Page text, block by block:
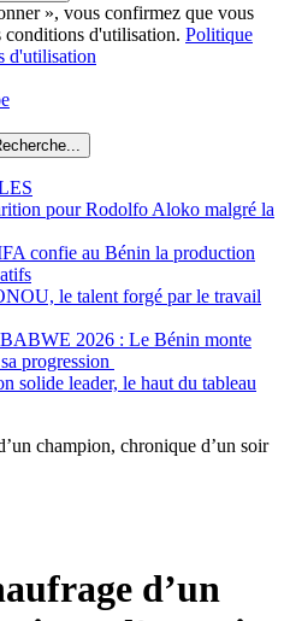
», vous confirmez que vous
conditions d'utilisation. Politique
d'utilisation
pour Rodolfo Aloko malgré la
confie au Bénin la production
le talent forgé par le travail
2026 : Le Bénin monte
progression
solide leader, le haut du tableau
champion, chronique d’un soir
d’un